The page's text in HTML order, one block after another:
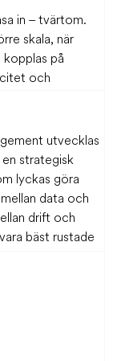
in – tvärtom.
skala, när
på
och
utvecklas
strategisk
lyckas göra
data och
drift och
bäst rustade